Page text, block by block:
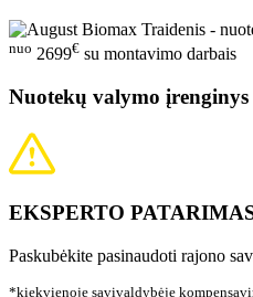
nuo 2699€ su montavimo darbais
Nuotekų valymo
EKSPERTO
Paskubėkite pasinaudoti rajono
*kiekvienoje savivaldybėje